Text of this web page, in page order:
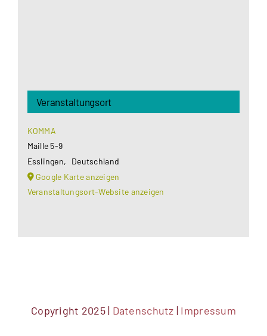
Veranstaltungsort
KOMMA
Maille 5-9
Esslingen,
Deutschland
Google Karte anzeigen
Veranstaltungsort-Website anzeigen
Copyright 2025 | Datenschutz | Impressum